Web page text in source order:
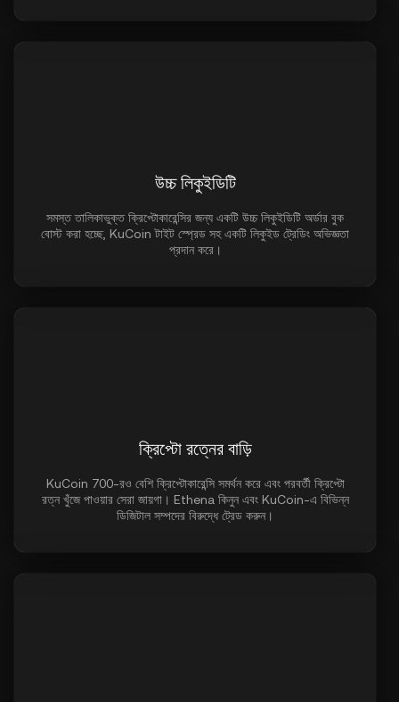
উচ্চ লিকুইডিটি
সমস্ত তালিকাভুক্ত ক্রিপ্টোকারেন্সির জন্য একটি উচ্চ লিকুইডিটি অর্ডার বুক
বোস্ট করা হচ্ছে, KuCoin টাইট স্প্রেড সহ একটি লিকুইড ট্রেডিং অভিজ্ঞতা
প্রদান করে।
ক্রিপ্টো রত্নের বাড়ি
KuCoin 700-রও বেশি ক্রিপ্টোকারেন্সি সমর্থন করে এবং পরবর্তী ক্রিপ্টো
রত্ন খুঁজে পাওয়ার সেরা জায়গা। Ethena কিনুন এবং KuCoin-এ বিভিন্ন
ডিজিটাল সম্পদের বিরুদ্ধে ট্রেড করুন।